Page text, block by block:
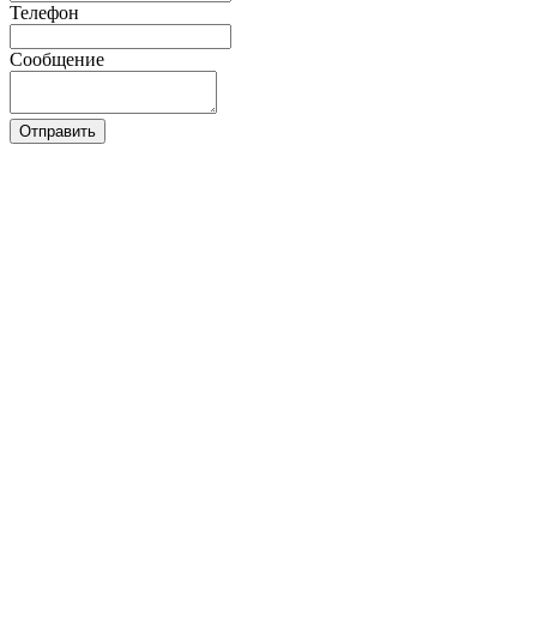
Телефон
Сообщение
Отправить